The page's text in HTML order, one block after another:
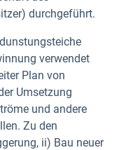
durchgeführt.
verwendet
Plan von
Umsetzung
und andere
Zu den
ii) Bau neuer